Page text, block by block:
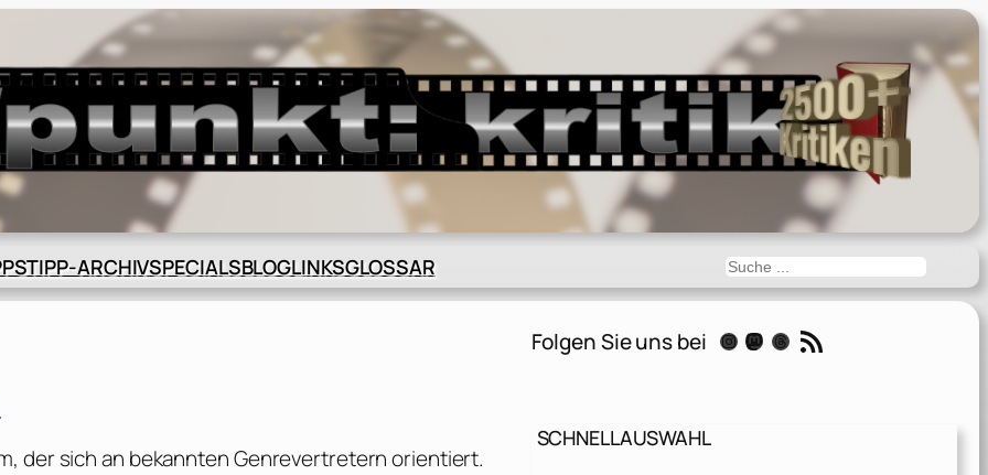
TIPP-ARCHIVSPECIALSBLOGLINKSGLOSSAR Suchen
der sich an bekannten Genrevertretern orientiert.
Folgen Sie uns bei Instagram Mastodon Threads RSS-Feed
SCHNELLAUSWAHL